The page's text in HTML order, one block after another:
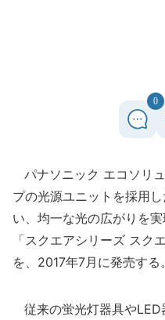
0
パナソニック エコソリ
プの光源ユニットを採用
い、均一な光の広がりを
「スクエアシリーズ スク
を、2017年7月に発売する。
従来の蛍光灯器具やLED